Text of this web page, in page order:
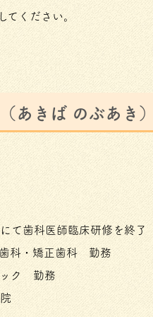
てください。
あきば のぶあき
て歯科医師臨床研修を終了
科・矯正歯科 勤務
ク 勤務